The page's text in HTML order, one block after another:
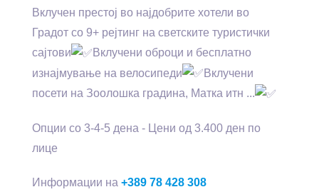
Вклучен престој во најдобрите хотели во
Градот со 9+ рејтинг на светските туристички
сајтови
Вклучени оброци и бесплатно
изнајмување на велосипеди
Вклучени
посети на Зоолошка градина, Матка итн ...
Опции со 3-4-5 дена - Цени од 3.400 ден по
лице
Информации на +389 78 428 308